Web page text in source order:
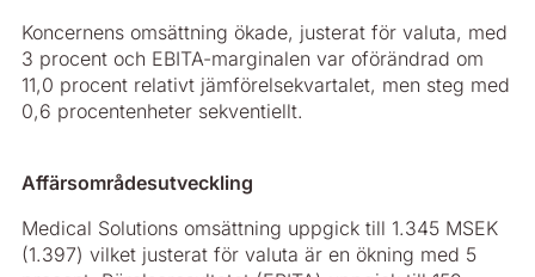
Koncernens omsättning ökade, justerat för valuta, med
3 procent och EBITA-marginalen var oförändrad om
11,0 procent relativt jämförelsekvartalet, men steg med
0,6 procentenheter sekventiellt.
Affärsområdesutveckling
Medical Solutions omsättning uppgick till 1.345 MSEK
(1.397) vilket justerat för valuta är en ökning med 5